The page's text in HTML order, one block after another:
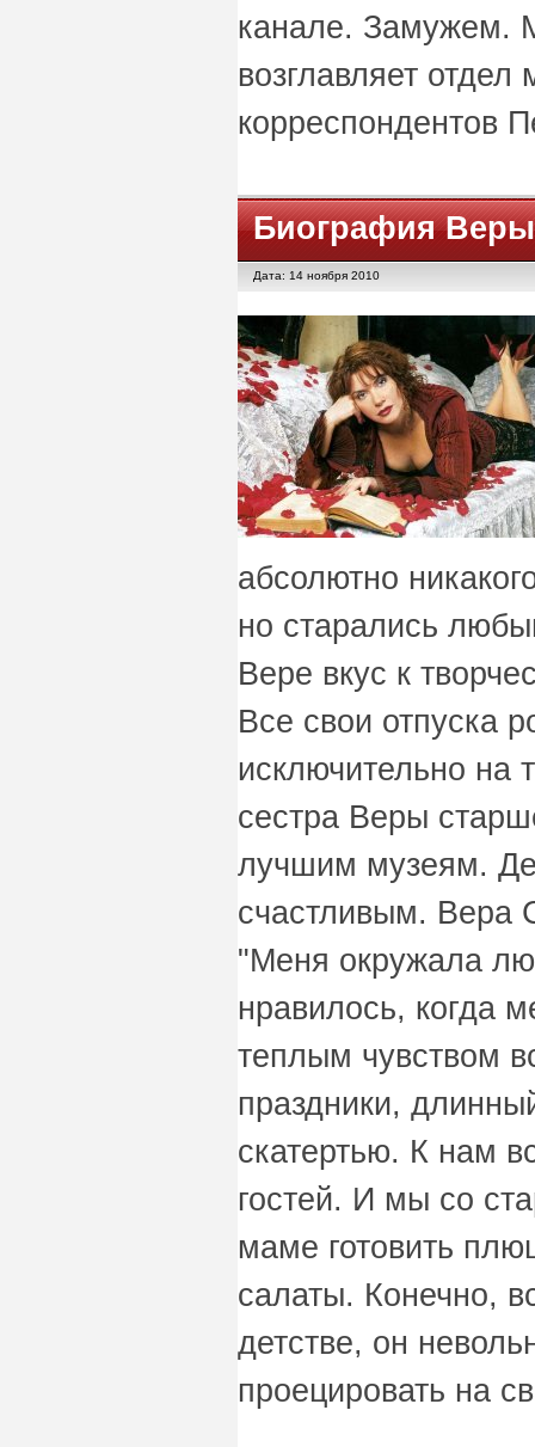
канале. Замужем.
возглавляет отдел
корреспондентов
Биография
Дата: 14 ноября 2010
абсолютно
но старались
Вере вкус к
Все свои отпуска
исключительно на
сестра Веры
лучшим музеям.
счастливым. Вера
"Меня окружала
нравилось, когда
теплым чувством
праздники,
скатертью. К нам
гостей. И мы со
маме готовить
салаты. Конечно,
детстве, он
проецировать на